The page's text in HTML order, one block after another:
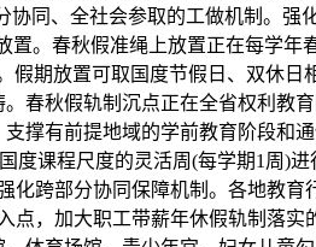
同、全社会参取的工做机制。
。春秋假准绳上放置正在每学年
期放置可取国度节假日、双休日
春秋假轨制沉点正在全省权利教
有前提地域的学前教育阶段和
课程尺度的灵活周(每学期1周)
跨部分协同保障机制。各地教
，加大职工带薪年休假轨制落